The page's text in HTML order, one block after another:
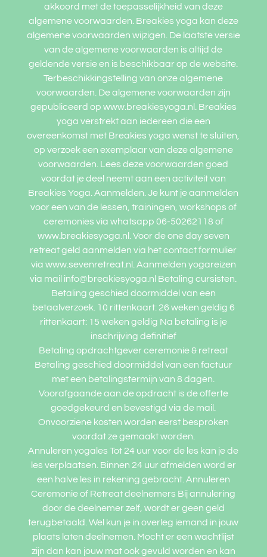
akkoord met de toepasselijkheid van deze
algemene voorwaarden. Breakies yoga kan deze
algemene voorwaarden wijzigen. De laatste versie
van de algemene voorwaarden is altijd de
geldende versie en is beschikbaar op de website.
Terbeschikkingstelling van onze algemene
voorwaarden. De algemene voorwaarden zijn
gepubliceerd op www.breakiesyoga.nl. Breakies
yoga verstrekt aan iedereen die een
overeenkomst met Breakies yoga wenst te sluiten,
op verzoek een exemplaar van deze algemene
voorwaarden. Lees deze voorwaarden goed
voordat je deel neemt aan een activiteit van
Breakies Yoga. Aanmelden. Je kunt je aanmelden
voor een van de lessen, trainingen, workshops of
ceremonies via whatsapp 06-50262118 of
www.breakiesyoga.nl. Voor de one day seven
retreat geld aanmelden via het contact formulier
via www.sevenretreat.nl. Aanmelden yogareizen
via mail info@breakiesyoga.nl Betaling cursisten.
Betaling geschied doormiddel van een
betaalverzoek. 10 rittenkaart: 26 weken geldig 6
rittenkaart: 15 weken geldig Na betaling is je
inschrijving definitief
Betaling opdrachtgever ceremonie & retreat
Betaling geschied doormiddel van een factuur
met een betalingstermijn van 8 dagen.
Voorafgaande aan de opdracht is de offerte
goedgekeurd en bevestigd via de mail.
Onvoorziene kosten worden eerst besproken
voordat ze gemaakt worden.
Annuleren yogales Tot 24 uur voor de les kan je de
les verplaatsen. Binnen 24 uur afmelden word er
een halve les in rekening gebracht. Annuleren
Ceremonie of Retreat deelnemers Bij annulering
door de deelnemer zelf, wordt er geen geld
terugbetaald. Wel kun je in overleg iemand in jouw
plaats laten deelnemen. Mocht er een wachtlijst
zijn dan kan jouw mat ook gevuld worden en kan